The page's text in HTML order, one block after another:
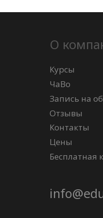
О
Курсы
ЧаВо
Запись на
Отзывы
Контакты
Цены
Бесплатная